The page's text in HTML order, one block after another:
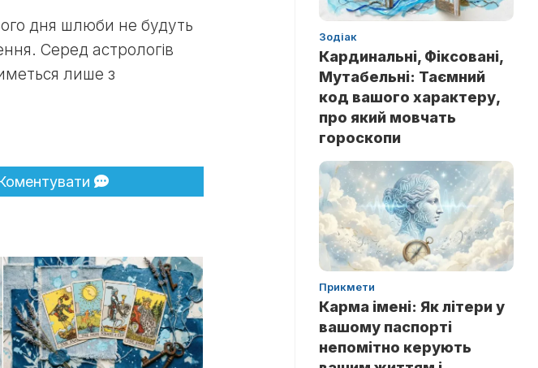
дня шлюби не будуть
Серед астрологів
лише з
Зодіак
Кардинальні, Фіксовані,
Мутабельні: Таємний
код вашого характеру,
про який мовчать
гороскопи
Прикмети
Карма імені: Як літери у
вашому паспорті
непомітно керують